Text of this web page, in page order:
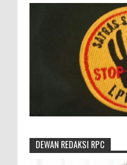
DEWAN REDAKSI RPC